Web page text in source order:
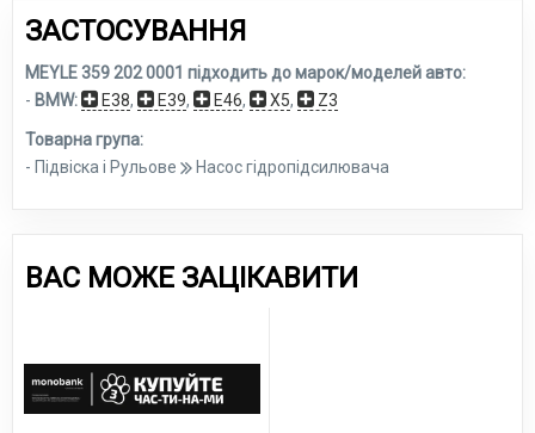
ЗАСТОСУВАННЯ
MEYLE 359 202 0001 підходить до марок/моделей авто:
- BMW: E38, E39, E46, X5, Z3
Товарна група:
- Підвіска і Рульове
Насос гідропідсилювача
ВАС МОЖЕ ЗАЦІКАВИТИ